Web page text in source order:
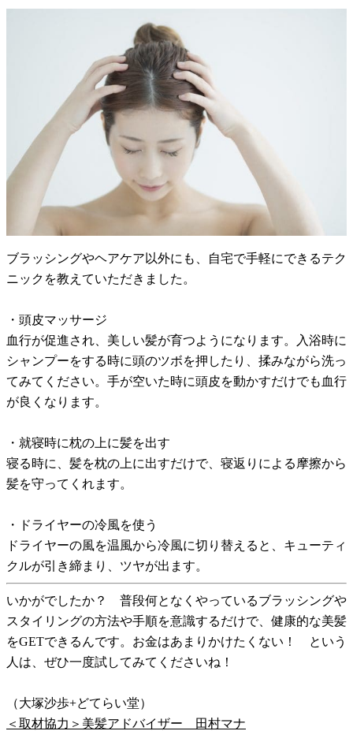
ブラッシングやヘアケア以外にも、自宅で手軽にできるテク
ニックを教えていただきました。
・頭皮マッサージ
血行が促進され、美しい髪が育つようになります。入浴時に
シャンプーをする時に頭のツボを押したり、揉みながら洗っ
てみてください。手が空いた時に頭皮を動かすだけでも血行
が良くなります。
・就寝時に枕の上に髪を出す
寝る時に、髪を枕の上に出すだけで、寝返りによる摩擦から
髪を守ってくれます。
・ドライヤーの冷風を使う
ドライヤーの風を温風から冷風に切り替えると、キューティ
クルが引き締まり、ツヤが出ます。
いかがでしたか？ 普段何となくやっているブラッシングや
スタイリングの方法や手順を意識するだけで、健康的な美髪
をGETできるんです。お金はあまりかけたくない！ という
人は、ぜひ一度試してみてくださいね！
（大塚沙歩+どてらい堂）
＜取材協力＞美髪アドバイザー 田村マナ